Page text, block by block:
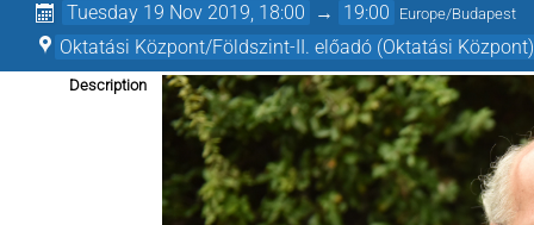
Tuesday 19 Nov 2019, 18:00 → 19:00 Europe/Budapest
Oktatási Központ/Földszint-II. előadó (Oktatási Központ)
Description